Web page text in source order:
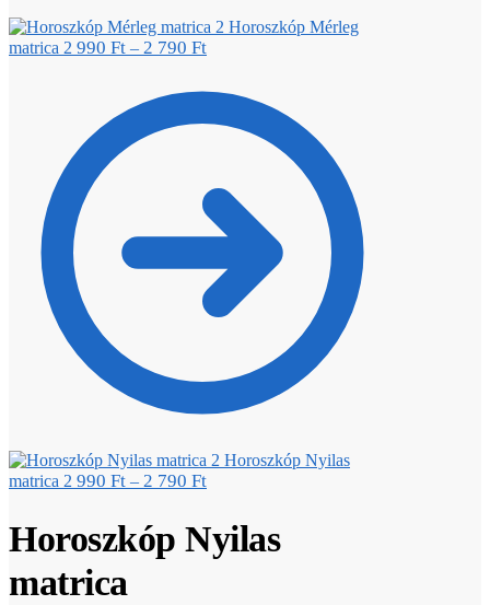
Horoszkóp Mérleg
matrica 2 990 Ft – 2 790 Ft
Horoszkóp Nyilas
matrica 2 990 Ft – 2 790 Ft
Horoszkóp Nyilas
matrica